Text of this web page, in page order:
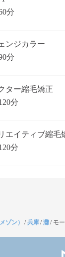
分
ンジカラー
分
ター縮毛矯正
分
エイティブ縮毛
分
ゾン） /兵庫/灘/ モ